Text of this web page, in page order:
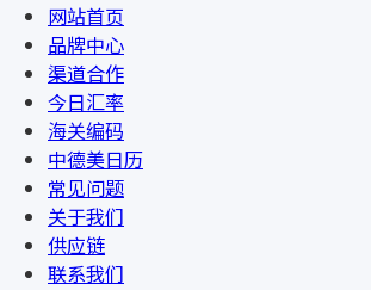
网站首页
品牌中心
渠道合作
今日汇率
海关编码
中德美日历
常见问题
关于我们
供应链
联系我们